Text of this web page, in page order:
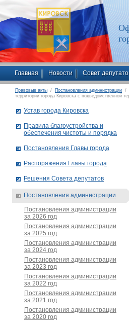
Главная Новости Совет
Правовые акты / Постановления администрации /
территории города Кировска с подведомственной
Устав города Кировска
Правила благоустройства и
обеспечения чистоты и порядка
Постановления Главы города
Распоряжения Главы города
Решения Совета депутатов
Постановления администрации
Постановления администрации
за 2026 год
Постановления администрации
за 2025 год
Постановления администрации
за 2024 год
Постановления администрации
за 2023 год
Постановления администрации
за 2022 год
Постановления администрации
за 2021 год
Постановления администрации
за 2020 год